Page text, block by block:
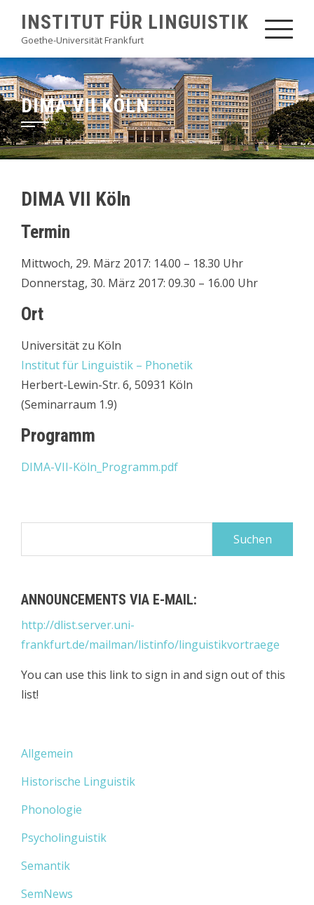
content
INSTITUT FÜR LINGUISTIK
Goethe-Universität Frankfurt
DIMA VII KÖLN
DIMA VII Köln
Termin
Mittwoch, 29. März 2017: 14.00 – 18.30 Uhr
Donnerstag, 30. März 2017: 09.30 – 16.00 Uhr
Ort
Universität zu Köln
Institut für Linguistik – Phonetik
Herbert-Lewin-Str. 6, 50931 Köln
(Seminarraum 1.9)
Programm
DIMA-VII-Köln_Programm.pdf
ANNOUNCEMENTS VIA E-MAIL:
http://dlist.server.uni-
frankfurt.de/mailman/listinfo/linguistikvortraege
You can use this link to sign in and sign out of this
list!
Allgemein
Historische Linguistik
Phonologie
Psycholinguistik
Semantik
SemNews